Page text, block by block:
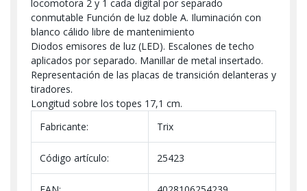
locomotora 2 y 1 cada digital por separado
conmutable Función de luz doble A. Iluminación con
blanco cálido libre de mantenimiento
Diodos emisores de luz (LED). Escalones de techo
aplicados por separado. Manillar de metal insertado.
Representación de las placas de transición delanteras y
tiradores.
Longitud sobre los topes 17,1 cm.
Fabricante:
Trix
Código artículo: 25423